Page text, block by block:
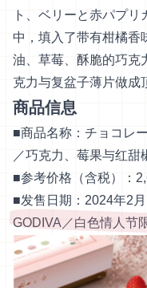
ト、ベリーと赤パプ
中，填入了带有柑橘香
油、草莓、酥脆的巧克
克力与复盆子薄片做成
商品信息
■商品名称：チョコレ
／巧克力、莓果与红甜
■参考价格（含税）：
■发售日期：2024年2
GODIVA／白色情人节